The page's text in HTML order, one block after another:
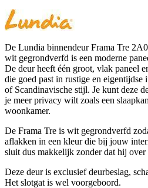
De Lundia binnendeur Frama Tre
wit gegrondverfd is een moderne
De deur heeft één groot, vlak paneel
die goed past in rustige en eigentijdse
of Scandinavische stijl. Je kunt deze
je meer privacy wilt zoals een
woonkamer.
De Frama Tre is wit gegrondverfd
aflakken in een kleur die bij jouw
sluit dus makkelijk zonder dat hij
Deze deur is exclusief deurbeslag,
Het slotgat is wel voorgeboord.